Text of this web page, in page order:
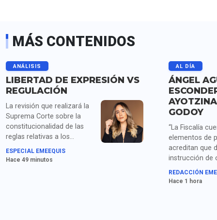
MÁS CONTENIDOS
ANÁLISIS
LIBERTAD DE EXPRESIÓN VS
REGULACIÓN
La revisión que realizará la
Suprema Corte sobre la
constitucionalidad de las
reglas relativas a los
derechos de las audiencias
vuelve a colocar este
ESPECIAL EMEEQUIS
Hace 49 minutos
AL DÍA
ÁNGEL
GODOY
“La Fiscalía
elementos de
acreditan que
instrucción de
fue girada de
directa por el
REDACCIÓN
Hace 1 hora